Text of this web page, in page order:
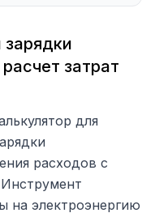
зарядки
затрат
для
расходов с
на электроэнергию